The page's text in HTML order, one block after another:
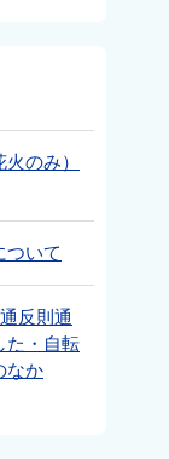
のみ）
ついて
反則通
た・自転
なか